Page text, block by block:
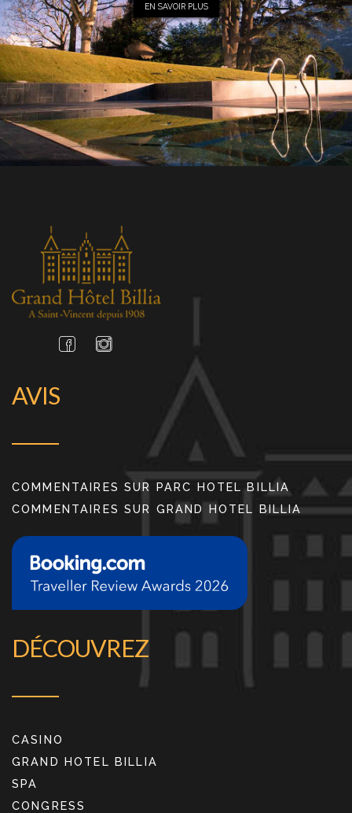
EN SAVOIR PLUS
AVIS
COMMENTAIRES SUR PARC HOTEL BILLIA
COMMENTAIRES SUR GRAND HOTEL BILLIA
DÉCOUVREZ
CASINO
GRAND HOTEL BILLIA
SPA
CONGRESS